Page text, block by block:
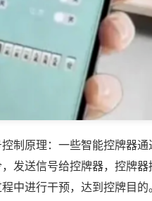
制原理：一些智能控牌器
发送信号给控牌器，控牌
中进行干预，达到控牌目的。